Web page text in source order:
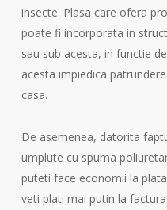
insecte. Plasa care ofera
poate fi incorporata in
sau sub acesta, in functie
acesta impiedica
casa.
De asemenea, datorita
umplute cu spuma
puteti face economii la
veti plati mai putin la